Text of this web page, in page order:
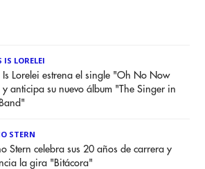
IS LORELEI
Is Lorelei estrena el single "Oh No Now
anticipa su nuevo álbum "The Singer in
STERN
Stern celebra sus 20 años de carrera y
la gira "Bitácora"